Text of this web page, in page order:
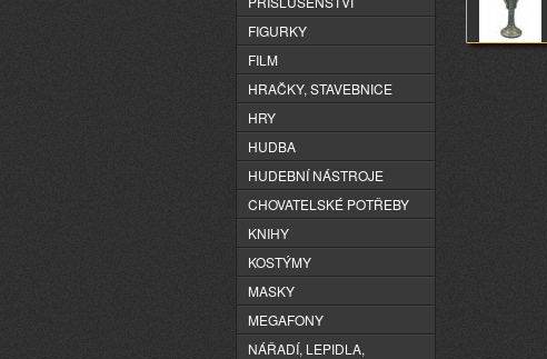
FIGURKY
FILM
HRAČKY, STAVEBNICE
HRY
HUDBA
HUDEBNÍ NÁSTROJE
CHOVATELSKÉ POTŘEBY
KNIHY
KOSTÝMY
MASKY
MEGAFONY
NÁŘADÍ, LEPIDLA,